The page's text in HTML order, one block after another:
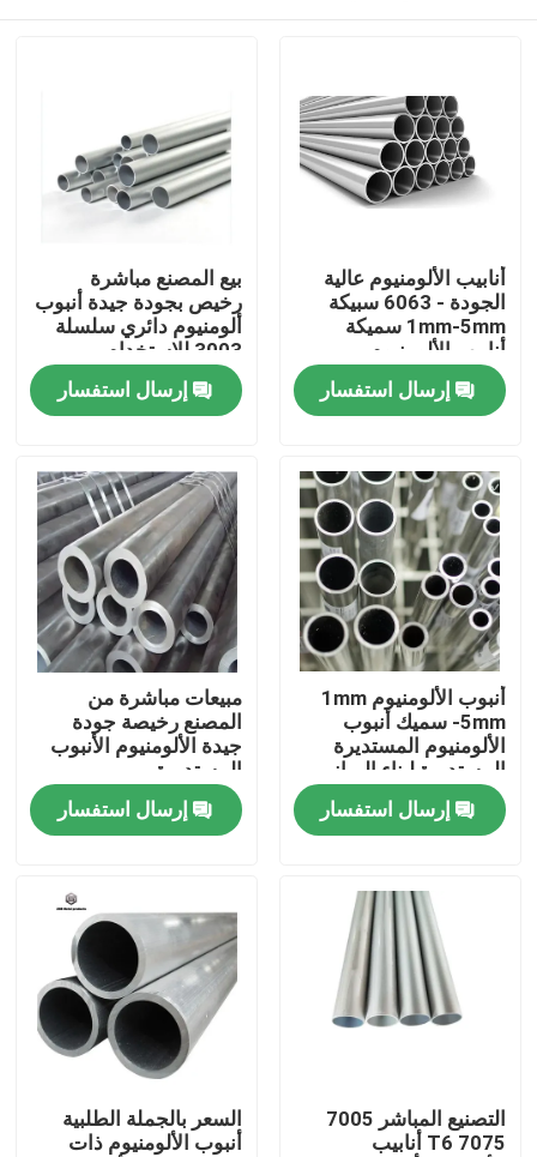
المنتجات
فيديوهات
جولة في المصنع
مراقبة الجودة
اتصل بنا
أخبار
صفائح الفولاذ المقاوم للصدأ
أنابيب الألومنيوم عالية
الجودة - 6063 سبيكة
1mm-5mm سميكة
أنابيب الألومنيوم
المستديرة المستديرة
للبناء
إرسال استفسار
بيع المصنع مباشرة
رخيص بجودة جيدة أنبوب
ألومنيوم دائري سلسلة
3003 للاستخدام
الخارجي
إرسال استفسار
أنبوب الألومنيوم 1mm
-5mm سميك أنبوب
الألومنيوم المستديرة
المستديرة لبناء المباني
إرسال استفسار
مبيعات مباشرة من
المصنع رخيصة جودة
جيدة الألومنيوم الأنبوب
المستديرة
إرسال استفسار
التصنيع المباشر 7005
7075 T6 أنابيب
السعر بالجملة الطلبية
أنبوب الألومنيوم ذات